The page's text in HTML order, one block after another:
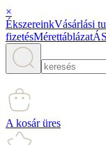
×
ÉkszereinkVásárlási
fizetésMérettáblázat
A kosár üres